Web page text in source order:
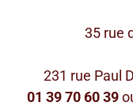
35 rue
231 rue Paul
01 39 70 60 39